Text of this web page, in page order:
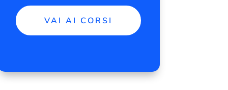
VAI AI CORSI